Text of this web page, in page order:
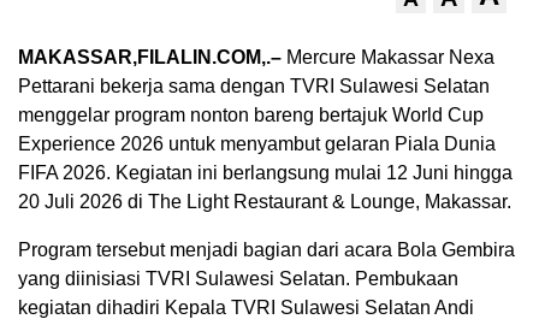
MAKASSAR,FILALIN.COM,.– Mercure Makassar Nexa
Pettarani bekerja sama dengan TVRI Sulawesi Selatan
menggelar program nonton bareng bertajuk World Cup
Experience 2026 untuk menyambut gelaran Piala Dunia
FIFA 2026. Kegiatan ini berlangsung mulai 12 Juni hingga
20 Juli 2026 di The Light Restaurant & Lounge, Makassar.
Program tersebut menjadi bagian dari acara Bola Gembira
yang diinisiasi TVRI Sulawesi Selatan. Pembukaan
kegiatan dihadiri Kepala TVRI Sulawesi Selatan Andi